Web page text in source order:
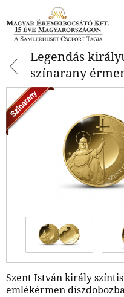
Legendás
színarany
Szent István király
emlékérmen
Legendás